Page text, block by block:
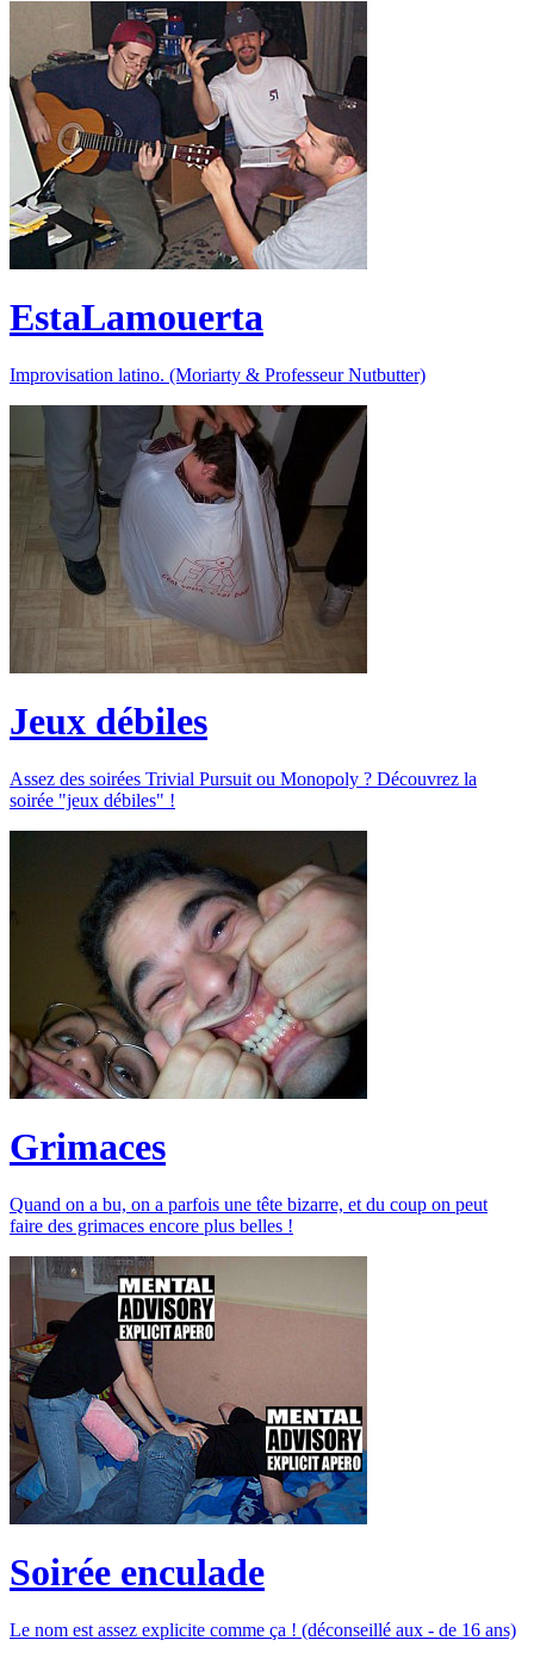
EstaLamouerta
Improvisation latino. (Moriarty & Professeur Nutbutter)
Jeux débiles
Assez des soirées Trivial Pursuit ou Monopoly ? Découvrez la
soirée "jeux débiles" !
Grimaces
Quand on a bu, on a parfois une tête bizarre, et du coup on peut
faire des grimaces encore plus belles !
Soirée enculade
Le nom est assez explicite comme ça ! (déconseillé aux - de 16 ans)